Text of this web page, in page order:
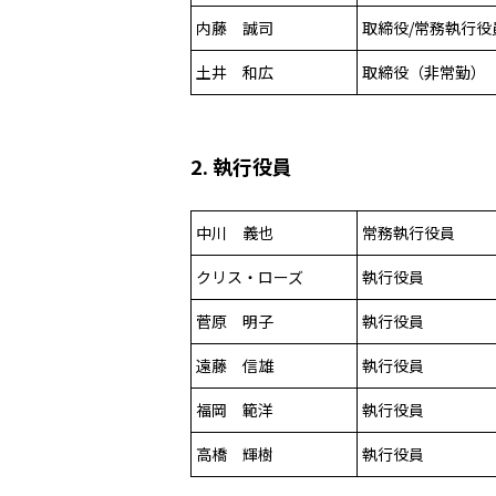
内藤 誠司
取締役/常務執行役
土井 和広
取締役（非常勤）
2. 執行役員
中川 義也
常務執行役員
クリス・ローズ
執行役員
菅原 明子
執行役員
遠藤 信雄
執行役員
福岡 範洋
執行役員
高橋 輝樹
執行役員